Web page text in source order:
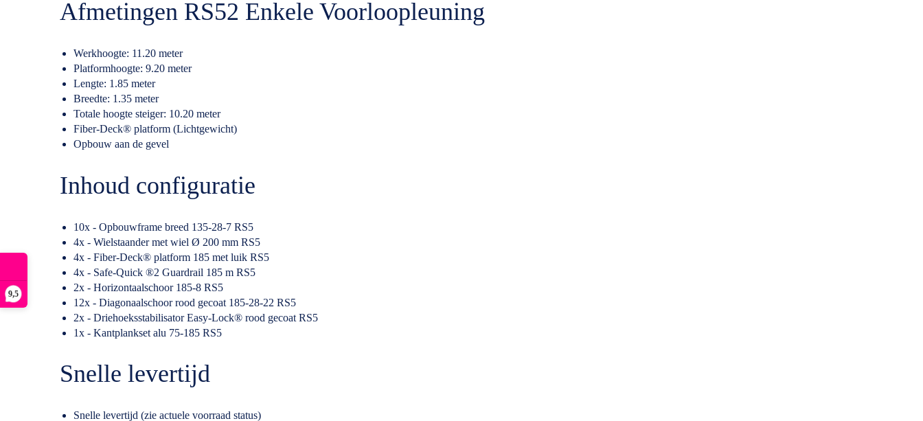
9,5
Afmetingen RS52 Enkele Voorloopleuning
Werkhoogte: 11.20 meter
Platformhoogte: 9.20 meter
Lengte: 1.85 meter
Breedte: 1.35 meter
Totale hoogte steiger: 10.20 meter
Fiber-Deck® platform (Lichtgewicht)
Opbouw aan de gevel
Inhoud configuratie
10x - Opbouwframe breed 135-28-7 RS5
4x - Wielstaander met wiel Ø 200 mm RS5
4x - Fiber-Deck® platform 185 met luik RS5
4x - Safe-Quick ®2 Guardrail 185 m RS5
2x - Horizontaalschoor 185-8 RS5
12x - Diagonaalschoor rood gecoat 185-28-22 RS5
2x - Driehoeksstabilisator Easy-Lock® rood gecoat RS5
1x - Kantplankset alu 75-185 RS5
Snelle levertijd
Snelle levertijd (zie actuele voorraad status)